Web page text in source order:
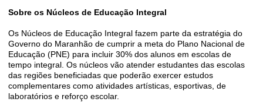
Sobre os Núcleos de Educação Integral
Os Núcleos de Educação Integral fazem parte da estratégia do
Governo do Maranhão de cumprir a meta do Plano Nacional de
Educação (PNE) para incluir 30% dos alunos em escolas de
tempo integral. Os núcleos vão atender estudantes das escolas
das regiões beneficiadas que poderão exercer estudos
complementares como atividades artísticas, esportivas, de
laboratórios e reforço escolar.